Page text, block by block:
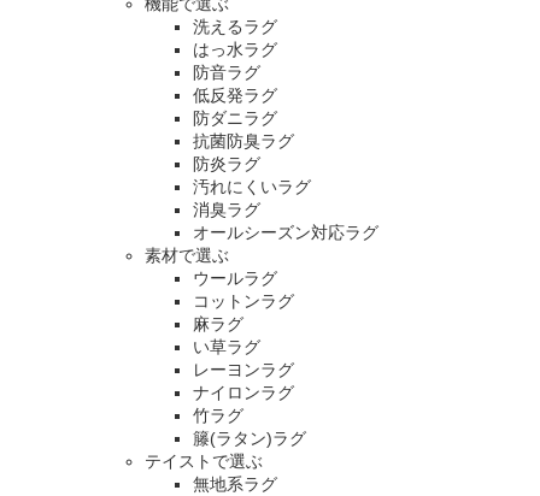
機能で選ぶ
洗えるラグ
はっ水ラグ
防音ラグ
低反発ラグ
防ダニラグ
抗菌防臭ラグ
防炎ラグ
汚れにくいラグ
消臭ラグ
オールシーズン対応ラグ
素材で選ぶ
ウールラグ
コットンラグ
麻ラグ
い草ラグ
レーヨンラグ
ナイロンラグ
竹ラグ
籐(ラタン)ラグ
テイストで選ぶ
無地系ラグ